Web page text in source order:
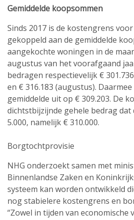
Gemiddelde koopsommen
Sinds 2017 is de kostengrens
gekoppeld aan de gemiddelde
aangekochte woningen in de
augustus van het voorafgaand
bedragen respectievelijk €
en € 316.183 (augustus).
gemiddelde uit op € 309.203. De
dichtstbijzijnde gehele bedrag dat
5.000, namelijk € 310.000.
Borgtochtprovisie
NHG onderzoekt samen met
Binnenlandse Zaken en
systeem kan worden ontwikkeld
nog stabielere kostengrens en
“Zowel in tijden van economische